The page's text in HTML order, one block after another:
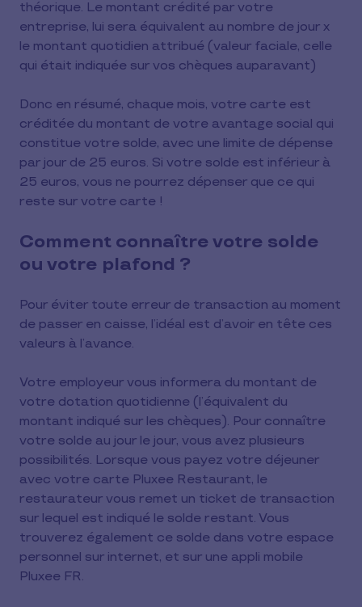
théorique. Le montant crédité par votre
entreprise, lui sera équivalent au nombre de jour x
le montant quotidien attribué (valeur faciale, celle
qui était indiquée sur vos chèques auparavant)
Donc en résumé, chaque mois, votre carte est
créditée du montant de votre avantage social qui
constitue votre solde, avec une limite de dépense
par jour de 25 euros. Si votre solde est inférieur à
25 euros, vous ne pourrez dépenser que ce qui
reste sur votre carte !
Comment connaître votre solde
ou votre plafond ?
Pour éviter toute erreur de transaction au moment
de passer en caisse, l’idéal est d’avoir en tête ces
valeurs à l’avance.
Votre employeur vous informera du montant de
votre dotation quotidienne (l’équivalent du
montant indiqué sur les chèques). Pour connaître
votre solde au jour le jour, vous avez plusieurs
possibilités. Lorsque vous payez votre déjeuner
avec votre carte Pluxee Restaurant, le
restaurateur vous remet un ticket de transaction
sur lequel est indiqué le solde restant. Vous
trouverez également ce solde dans votre espace
personnel sur internet, et sur une appli mobile
Pluxee FR.